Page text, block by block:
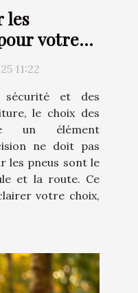
les
votre
11:22
et des
le choix des
un élément
ne doit pas
les pneus sont le
et la route. Ce
votre choix,